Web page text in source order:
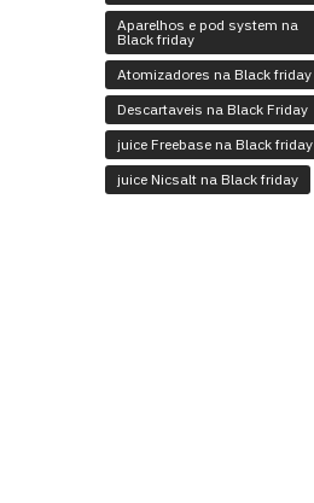
Aparelhos e pod system na
Black friday
Atomizadores na Black friday
Descartaveis na Black Friday
juice Freebase na Black friday
juice Nicsalt na Black friday